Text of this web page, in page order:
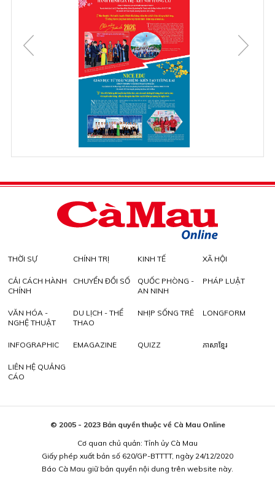
THỜI SỰ CHÍNH TRỊ KINH TẾ XÃ HỘI
CẢI CÁCH HÀNH
CHÍNH
CHUYỂN ĐỔI SỐ
QUỐC PHÒNG -
AN NINH
PHÁP LUẬT
VĂN HÓA -
NGHỆ THUẬT
DU LỊCH - THỂ
THAO
NHỊP SỐNG TRẺ LONGFORM
INFOGRAPHIC EMAGAZINE QUIZZ ភាសាខ្មែរ
LIÊN HỆ QUẢNG
CÁO
© 2005 - 2023 Bản quyền thuộc về Cà Mau Online
Cơ quan chủ quản: Tỉnh ủy Cà Mau
Giấy phép xuất bản số 620/GP-BTTTT, ngày 24/12/2020
Báo Cà Mau giữ bản quyền nội dung trên website này.